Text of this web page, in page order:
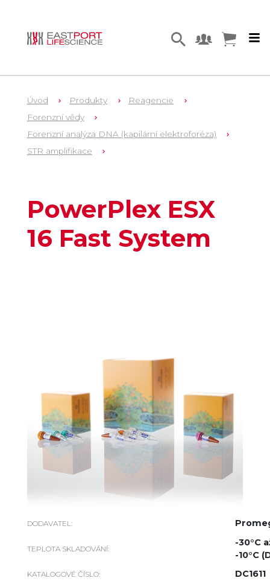
Úvod Produkty
Reagencie
Forenzní vědy
Forenzní analýza DNA (kapilární elektroforéza)
STR amplifikace
PowerPlex ESX
16 Fast System
DODAVATEL:
TEPLOTA SKLADOVÁNÍ:
-30°C
-10°C
KATALOGOVÉ ČÍSLO: DC1611